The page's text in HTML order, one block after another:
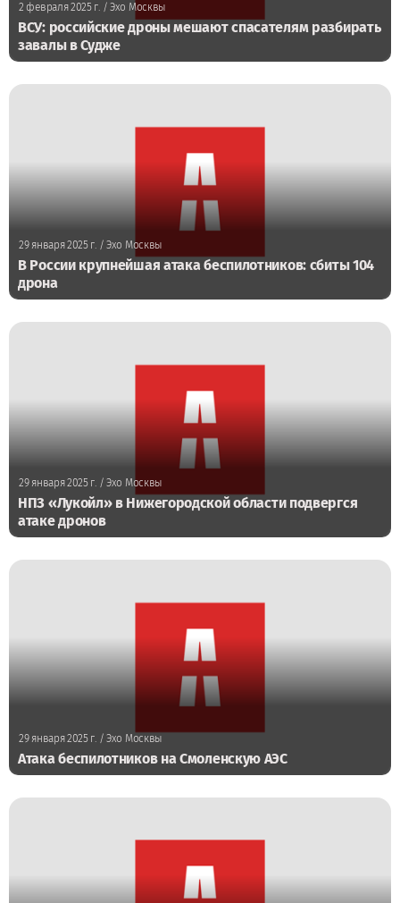
2 февраля 2025 г./ Эхо Москвы
ВСУ: российские дроны мешают спасателям разбирать
завалы в Судже
29 января 2025 г./ Эхо Москвы
В России крупнейшая атака беспилотников: сбиты 104
дрона
29 января 2025 г./ Эхо Москвы
НПЗ «Лукойл» в Нижегородской области подвергся
атаке дронов
29 января 2025 г. / Эхо Москвы
Атака беспилотников на Смоленскую АЭС